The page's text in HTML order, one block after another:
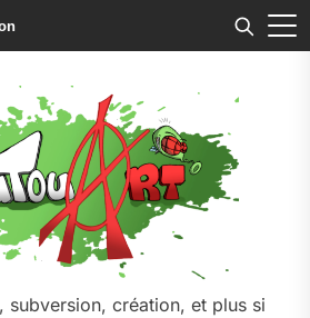
subversion, création, et plus si